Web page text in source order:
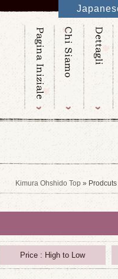
Kimura Ohshido Top » Prodcuts
Price : High to Low